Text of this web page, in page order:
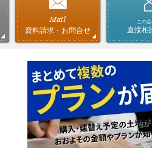
資料請求・お問合せ
この
直接相